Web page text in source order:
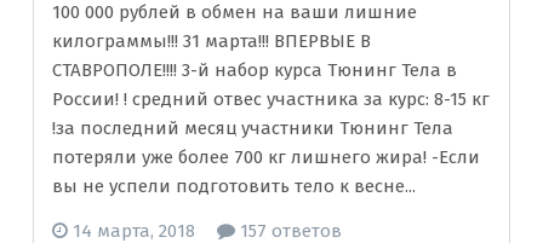
100 000 рублей в обмен на ваши лишние
килограммы!!! 31 марта!!! ВПЕРВЫЕ В
СТАВРОПОЛЕ!!!! 3-й набор курса Тюнинг Тела в
России! ! средний отвес участника за курс: 8-15 кг
!за последний месяц участники Тюнинг Тела
потеряли уже более 700 кг лишнего жира! -Если
вы не успели подготовить тело к весне...
14 марта, 2018 157 ответов